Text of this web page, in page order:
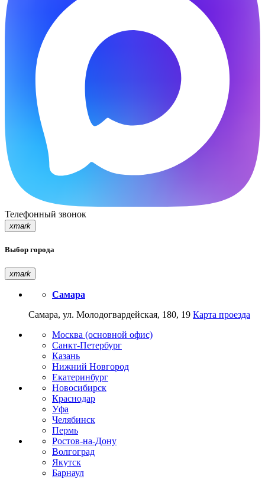
Телефонный звонок
xmark
Выбор города
xmark
Самара
Самара, ул. Молодогвардейская, 180, 19 Карта проезда
Москва (основной офис)
Санкт-Петербург
Казань
Нижний Новгород
Екатеринбург
Новосибирск
Краснодар
Уфа
Челябинск
Пермь
Ростов-на-Дону
Волгоград
Якутск
Барнаул